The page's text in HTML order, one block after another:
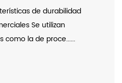
de durabilidad
Se utilizan
la de proce......